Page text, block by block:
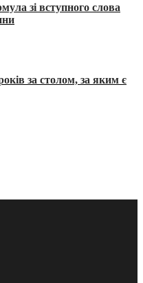
зі вступного слова
за столом, за яким є